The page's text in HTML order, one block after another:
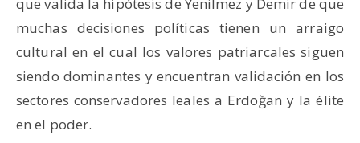
que valida la hipótesis de Yenilmez y Demir de que
muchas decisiones políticas tienen un arraigo
cultural en el cual los valores patriarcales siguen
siendo dominantes y encuentran validación en los
sectores conservadores leales a Erdoğan y la élite
en el poder.